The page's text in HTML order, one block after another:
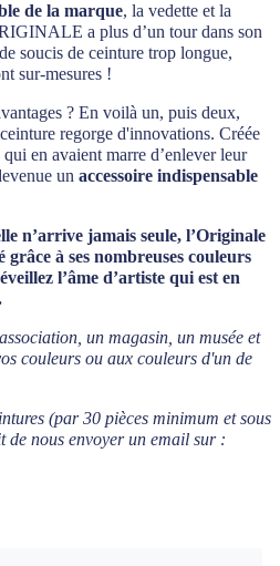
de la marque, la vedette et la
a plus d’un tour dans son
soucis de ceinture trop longue,
sur-mesures !
? En voilà un, puis deux,
regorge d'innovations. Créée
en avaient marre d’enlever leur
un accessoire indispensable
n’arrive jamais seule, l’Originale
à ses nombreuses couleurs
l’âme d’artiste qui est en
un magasin, un musée et
couleurs ou aux couleurs d'un de
(par 30 pièces minimum et sous
de nous envoyer un email sur :